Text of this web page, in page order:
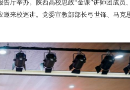
厅举办。陕西高校思政“金课”讲师团成员
来校巡讲。党委宣教部部长弓世锋、马克